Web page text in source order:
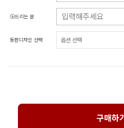
ⓑ드리는 분
동판디자인 선택
구매하기